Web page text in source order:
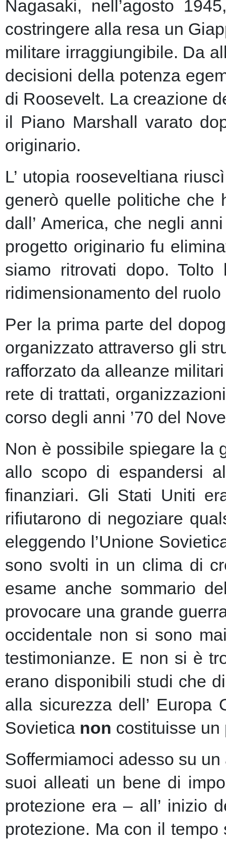
Nagasaki, nell’agosto
costringere alla resa un
militare irraggiungibile. Da
decisioni della potenza
di Roosevelt. La creazione
il Piano Marshall varato
originario.
L’ utopia rooseveltiana
generò quelle politiche che
dall’ America, che negli
progetto originario fu
siamo ritrovati dopo.
ridimensionamento del
Per la prima parte del
organizzato attraverso gli
rafforzato da alleanze
rete di trattati,
corso degli anni ’70 del
Non è possibile spiegare la
allo scopo di espandersi
finanziari. Gli Stati Uniti
rifiutarono di negoziare
eleggendo l’Unione
sono svolti in un clima di
esame anche sommario
provocare una grande
occidentale non si sono
testimonianze. E non si è
erano disponibili studi che
alla sicurezza dell’
Sovietica non costituisse un
Soffermiamoci adesso su
suoi alleati un bene di
protezione era – all’ inizio
protezione. Ma con il tempo